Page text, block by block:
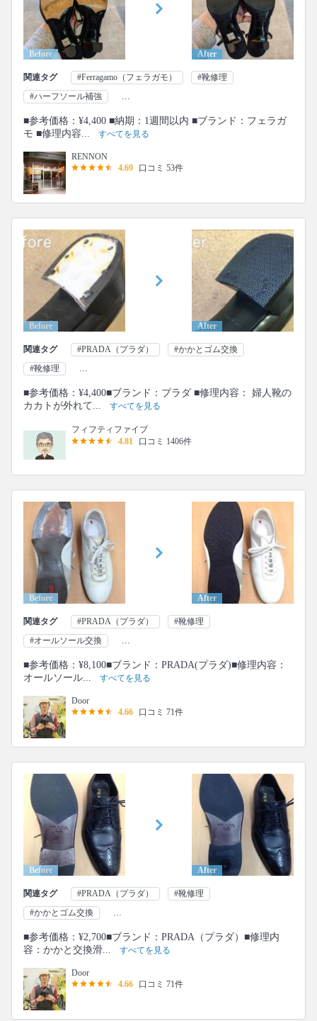
Before After
関連タグ #Ferragamo（フェラガモ）
#靴修理
#ハーフソール補強
...
■参考価格：¥4,400 ■納期：1週間以内 ■ブランド：フェラガ
モ ■修理内容...
すべてを見る
RENNON
4.69
口コミ 53件
Before After
関連タグ #PRADA（プラダ）
#かかとゴム交換
#靴修理
...
■参考価格：¥4,400■ブランド：プラダ ■修理内容： 婦人靴の
カカトが外れて...
すべてを見る
フィフティファイブ
4.81
口コミ 1406件
Before After
関連タグ #PRADA（プラダ）
#靴修理
#オールソール交換
...
■参考価格：¥8,100■ブランド：PRADA(プラダ)■修理内容：
オールソール...
すべてを見る
Door
4.66
口コミ 71件
Before After
関連タグ #PRADA（プラダ）
#靴修理
#かかとゴム交換
...
■参考価格：¥2,700■ブランド：PRADA（プラダ）■修理内
容：かかと交換滑...
すべてを見る
Door
4.66
口コミ 71件